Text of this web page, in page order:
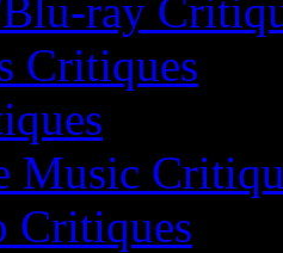
ray
Critiques
Music
Critiques